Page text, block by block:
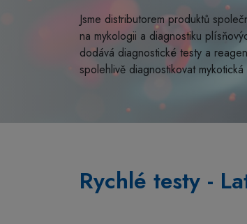
Jsme distributorem produktů
na mykologii a diagnostiku
dodává diagnostické testy a
spolehlivě diagnostikovat
Rychlé testy -